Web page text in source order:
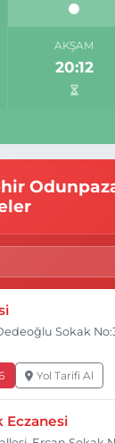
AKŞAM
20:12
Sokak
Yol Tarifi Al
Eczanesi